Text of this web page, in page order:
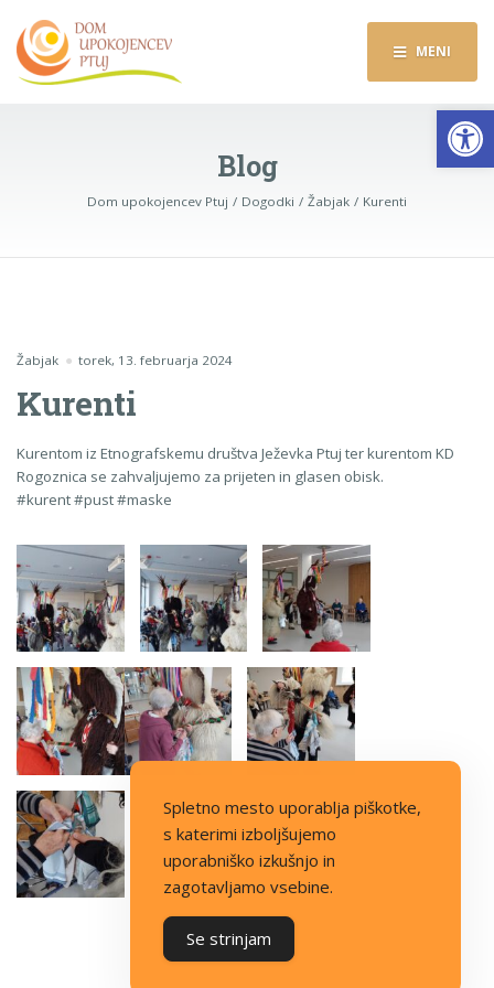
MENI
Blog
Dom upokojencev Ptuj Dogodki Žabjak Kurenti
Žabjak torek, 13. februarja 2024
Kurenti
Kurentom iz Etnografskemu društva Ježevka Ptuj ter kurentom KD
Rogoznica se zahvaljujemo za prijeten in glasen obisk.
#kurent #pust #maske
Spletno mesto uporablja piškotke,
s katerimi izboljšujemo
uporabniško izkušnjo in
zagotavljamo vsebine.
Se strinjam